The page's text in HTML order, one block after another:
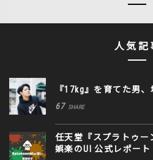
人気記
『17kg』を育てた男
67 SHARE
任天堂『スプラトゥー
娯楽のUI 公式レポー